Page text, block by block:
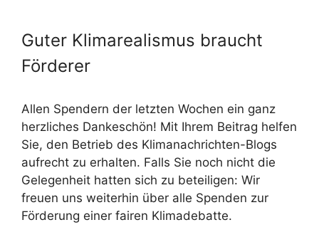
Guter Klimarealismus braucht
Förderer
Allen Spendern der letzten Wochen ein ganz
herzliches Dankeschön! Mit Ihrem Beitrag helfen
Sie, den Betrieb des Klimanachrichten-Blogs
aufrecht zu erhalten. Falls Sie noch nicht die
Gelegenheit hatten sich zu beteiligen: Wir
freuen uns weiterhin über alle Spenden zur
Förderung einer fairen Klimadebatte.